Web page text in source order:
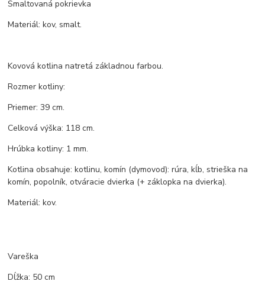
Smaltovaná pokrievka
Materiál: kov, smalt.
Kovová kotlina natretá základnou farbou.
Rozmer kotliny:
Priemer: 39 cm.
Celková výška: 118 cm.
Hrúbka kotliny: 1 mm.
Kotlina obsahuje: kotlinu, komín (dymovod): rúra, kĺb, strieška na
komín, popolník, otváracie dvierka (+ záklopka na dvierka).
Materiál: kov.
Vareška
Dĺžka: 50 cm